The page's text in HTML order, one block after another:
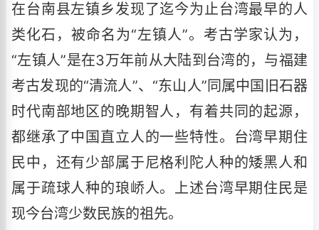
在台南县左镇乡发现了迄今为止台湾最早的人
类化石，被命名为“左镇人”。考古学家认为，
“左镇人”是在3万年前从大陆到台湾的，与福建
考古发现的“清流人”、“东山人”同属中国旧石器
时代南部地区的晚期智人，有着共同的起源，
都继承了中国直立人的一些特性。台湾早期住
民中，还有少部属于尼格利陀人种的矮黑人和
属于疏球人种的琅峤人。上述台湾早期住民是
现今台湾少数民族的祖先。